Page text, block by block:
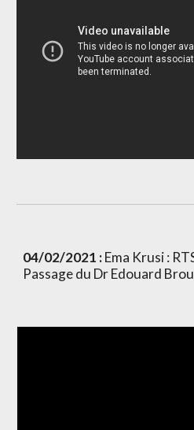
04/02/2021 : Ema Krusi :
Passage du Dr Edouard